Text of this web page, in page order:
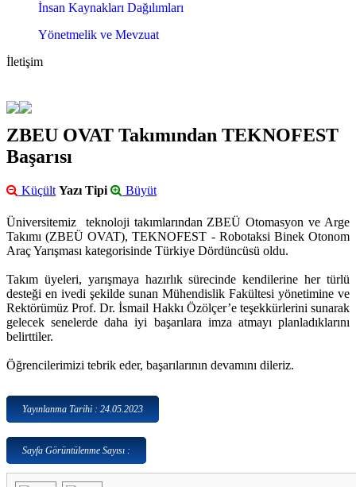
İnsan Kaynakları Dağılımları
Yönetmelik ve Mevzuat
İletişim
ZBEU OVAT Takımından TEKNOFEST
Başarısı
Küçült Yazı Tipi Büyüt
Üniversitemiz teknoloji takımlarından ZBEÜ Otomasyon ve Arge
Takımı (ZBEÜ OVAT), TEKNOFEST - Robotaksi Binek Otonom
Araç Yarışması kategorisinde Türkiye Dördüncüsü oldu.
Takım üyeleri, yarışmaya hazırlık sürecinde kendilerine her türlü
desteği en ivedi şekilde sunan Mühendislik Fakültesi yönetimine ve
Rektörümüz Prof. Dr. İsmail Hakkı Özölçer’e teşekkürlerini sunarak
gelecek senelerde daha iyi başarılara imza atmayı planladıklarını
belirttiler.
Öğrencilerimizi tebrik eder, başarılarının devamını dileriz.
Yayınlanma Tarihi : 24.05.2023
Sayfa Görüntülenme Sayısı :